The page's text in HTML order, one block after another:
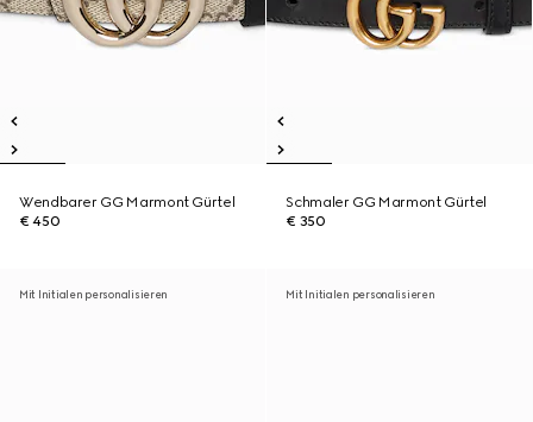
Wendbarer GG Marmont Gürtel
€ 450
Schmaler GG Marmont Gürtel
€ 350
Mit Initialen personalisieren Mit Initialen personalisieren